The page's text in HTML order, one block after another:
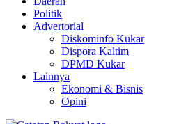
Politik
Advertorial
Diskominfo Kukar
Dispora Kaltim
DPMD Kukar
Lainnya
Ekonomi & Bisnis
Opini